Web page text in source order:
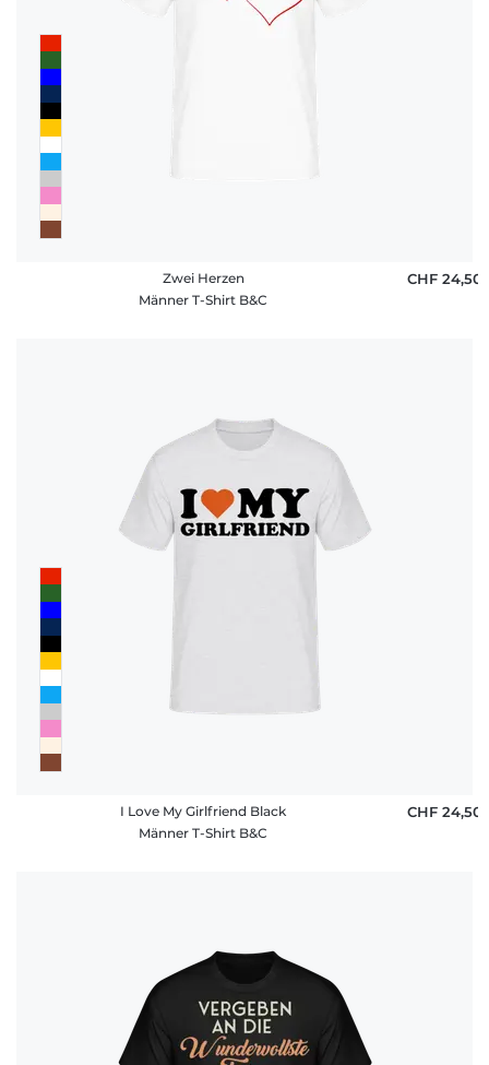
Zwei Herzen
Männer T-Shirt B&C
CHF 24,50
I Love My Girlfriend Black
Männer T-Shirt B&C
CHF 24,50